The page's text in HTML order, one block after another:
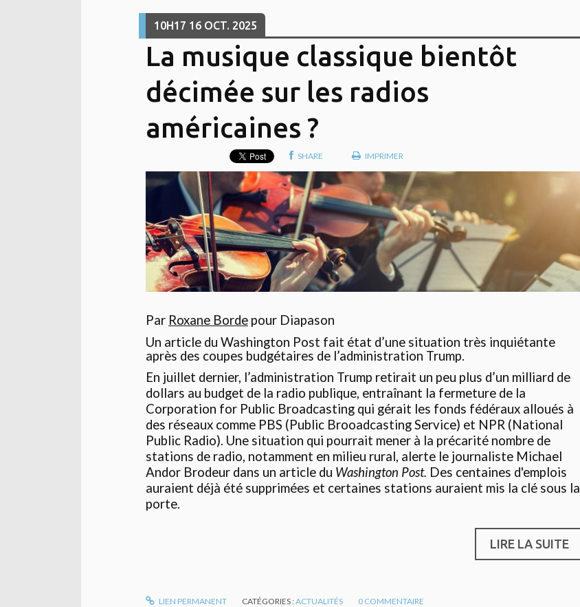
10H17 16 OCT. 2025
La musique classique bientôt
décimée sur les radios
américaines ?
SHARE IMPRIMER
Par Roxane Borde pour Diapason
Un article du Washington Post fait état d’une situation très inquiétante
après des coupes budgétaires de l’administration Trump.
En juillet dernier, l’administration Trump retirait un peu plus d’un milliard de
dollars au budget de la radio publique, entraînant la fermeture de la
Corporation for Public Broadcasting qui gérait les fonds fédéraux alloués à
des réseaux comme PBS (Public Brooadcasting Service) et NPR (National
Public Radio). Une situation qui pourrait mener à la précarité nombre de
stations de radio, notamment en milieu rural, alerte le journaliste Michael
Andor Brodeur dans un article du Washington Post. Des centaines d'emplois
auraient déjà été supprimées et certaines stations auraient mis la clé sous la
porte.
LIRE LA SUITE
LIEN PERMANENT CATÉGORIES :ACTUALITÉS 0 COMMENTAIRE